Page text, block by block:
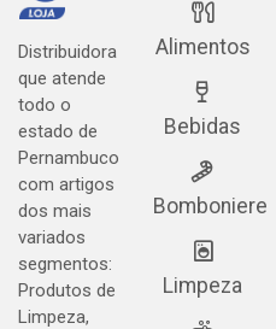
Distribuidora
que atende
todo o
estado de
Pernambuco
com artigos
dos mais
variados
segmentos:
Produtos de
Limpeza,
Alimentos
Bebidas
Bomboniere
Limpeza